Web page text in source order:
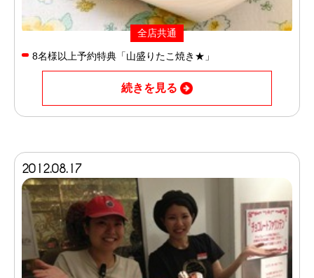
全店共通
8名様以上予約特典「山盛りたこ焼き★」
続きを見る
2012.08.17